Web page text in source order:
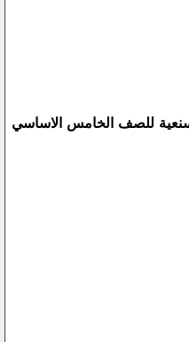
للصف الخامس الاساسي